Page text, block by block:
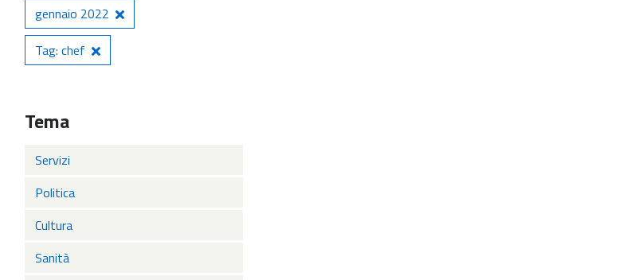
gennaio 2022
Tag: chef
Tema
Servizi
Politica
Cultura
Sanità